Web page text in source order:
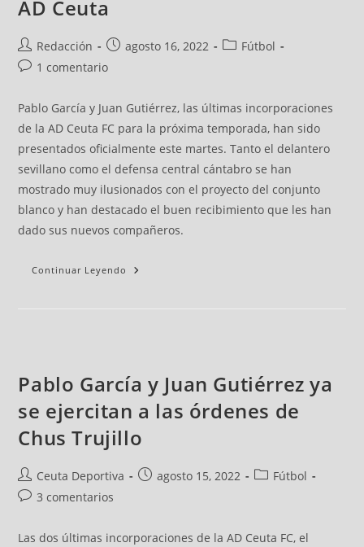
AD Ceuta
Redacción agosto 16, 2022
Fútbol
1 comentario
Pablo García y Juan Gutiérrez, las últimas incorporaciones
de la AD Ceuta FC para la próxima temporada, han sido
presentados oficialmente este martes. Tanto el delantero
sevillano como el defensa central cántabro se han
mostrado muy ilusionados con el proyecto del conjunto
blanco y han destacado el buen recibimiento que les han
dado sus nuevos compañeros.
Continuar Leyendo
Pablo García y Juan Gutiérrez ya
se ejercitan a las órdenes de
Chus Trujillo
Ceuta Deportiva agosto 15, 2022
Fútbol
3 comentarios
Las dos últimas incorporaciones de la AD Ceuta FC, el